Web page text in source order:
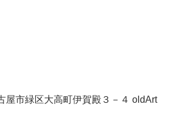
市緑区大高町伊賀殿３－４ oldArt